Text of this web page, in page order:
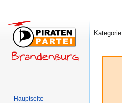
Kategorie
Hauptseite